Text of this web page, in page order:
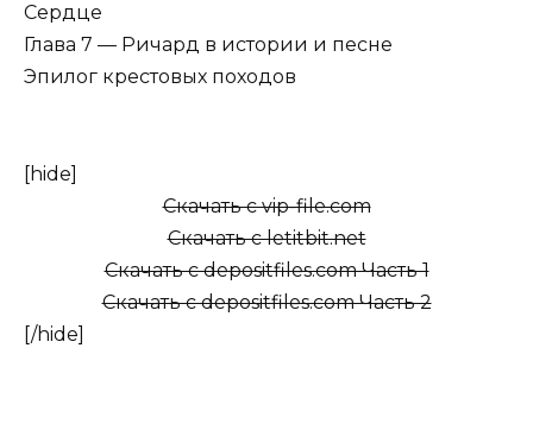
Сердце
Глава 7 — Ричард в истории и песне
Эпилог крестовых походов
[hide]
Скачать с vip-file.com
Скачать с letitbit.net
Скачать с depositfiles.com Часть 1
Скачать с depositfiles.com Часть 2
[/hide]